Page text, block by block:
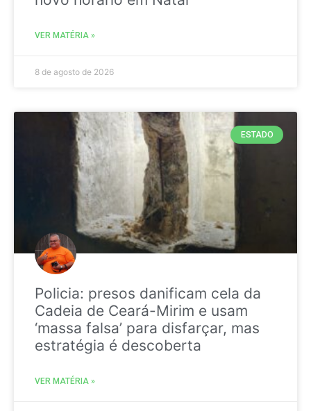
VER MATÉRIA »
8 de agosto de 2026
ESTADO
Policia: presos danificam cela da
Cadeia de Ceará-Mirim e usam
‘massa falsa’ para disfarçar, mas
estratégia é descoberta
VER MATÉRIA »